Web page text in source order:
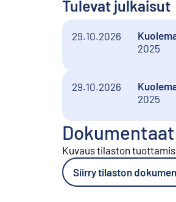
Tulevat julkaisut
29.10.2026
2025
29.10.2026
2025
Kuvaus tilaston
Siirry tilaston